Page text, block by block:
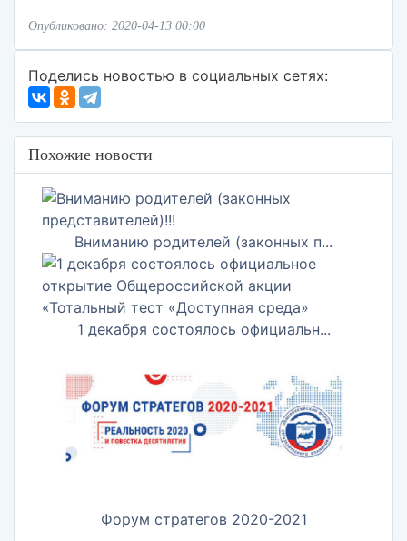
Опубликовано: 2020-04-13 00:00
Поделись новостью в социальных сетях:
Похожие новости
Вниманию родителей (законных п...
1 декабря состоялось официальн...
Форум стратегов 2020-2021